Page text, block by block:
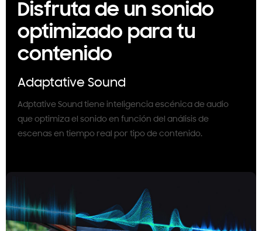
Disfruta de un sonido
optimizado para tu
contenido
Adaptative Sound
Adptative Sound tiene inteligencia escénica de audio
que optimiza el sonido en función del análisis de
escenas en tiempo real por tipo de contenido.